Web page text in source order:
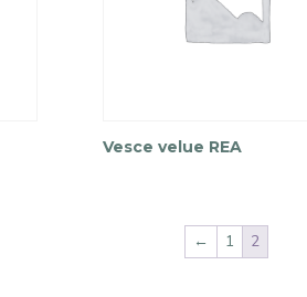
Vesce velue REA
← 1 2